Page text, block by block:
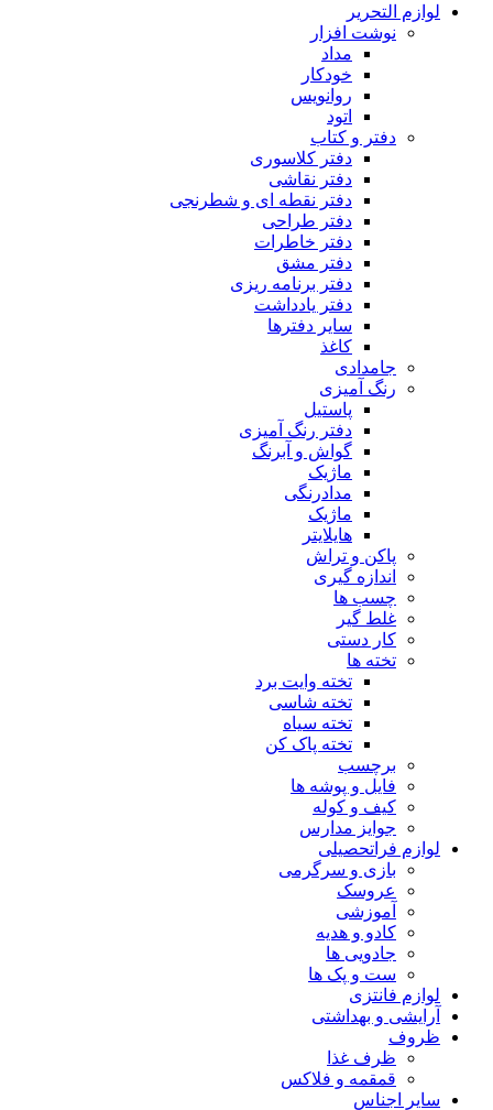
لوازم التحریر
نوشت افزار
مداد
خودکار
روانویس
اتود
دفتر و کتاب
دفتر کلاسوری
دفتر نقاشی
دفتر نقطه ای و شطرنجی
دفتر طراحی
دفتر خاطرات
دفتر مشق
دفتر برنامه ریزی
دفتر یادداشت
سایر دفترها
کاغذ
جامدادی
رنگ آمیزی
پاستیل
دفتر رنگ آمیزی
گواش و آبرنگ
ماژیک
مدادرنگی
ماژیک
هایلایتر
پاکن و تراش
اندازه گیری
چسب ها
غلط گیر
کار دستی
تخته ها
تخته وایت برد
تخته شاسی
تخته سیاه
تخته پاک کن
برچسب
فایل و پوشه ها
کیف و کوله
جوایز مدارس
لوازم فراتحصیلی
بازی و سرگرمی
عروسک
آموزشی
کادو و هدیه
جادویی ها
ست و پک ها
لوازم فانتزی
آرایشی و بهداشتی
ظروف
ظرف غذا
قمقمه و فلاکس
سایر اجناس